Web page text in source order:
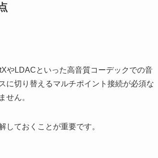
やLDACといった高音質コーデックでの音
に切り替えるマルチポイント接続が必須な
せん。
ておくことが重要です。